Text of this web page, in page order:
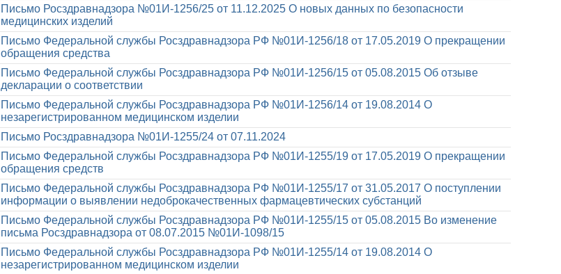
Письмо Росздравнадзора №01И-1256/25 от 11.12.2025 О новых данных по безопасности
медицинских изделий
Письмо Федеральной службы Росздравнадзора РФ №01И-1256/18 от 17.05.2019 О прекращении
обращения средства
Письмо Федеральной службы Росздравнадзора РФ №01И-1256/15 от 05.08.2015 Об отзыве
декларации о соответствии
Письмо Федеральной службы Росздравнадзора РФ №01И-1256/14 от 19.08.2014 О
незарегистрированном медицинском изделии
Письмо Росздравнадзора №01И-1255/24 от 07.11.2024
Письмо Федеральной службы Росздравнадзора РФ №01И-1255/19 от 17.05.2019 О прекращении
обращения средств
Письмо Федеральной службы Росздравнадзора РФ №01И-1255/17 от 31.05.2017 О поступлении
информации о выявлении недоброкачественных фармацевтических субстанций
Письмо Федеральной службы Росздравнадзора РФ №01И-1255/15 от 05.08.2015 Во изменение
письма Росздравнадзора от 08.07.2015 №01И-1098/15
Письмо Федеральной службы Росздравнадзора РФ №01И-1255/14 от 19.08.2014 О
незарегистрированном медицинском изделии